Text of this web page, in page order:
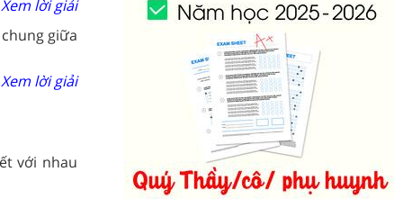
Xem lời giải
giữa
Xem lời giải
với nhau